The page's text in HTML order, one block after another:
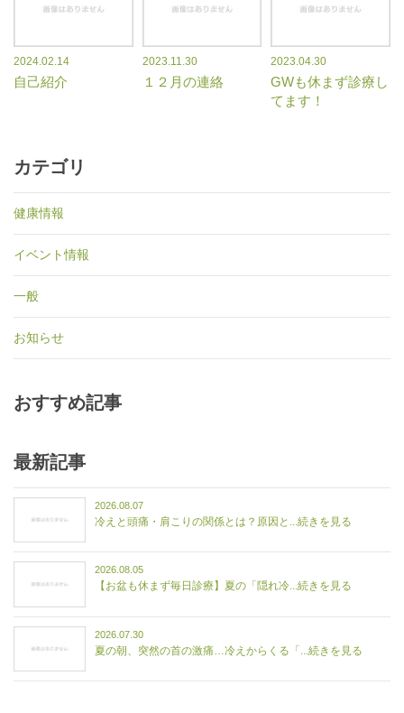
2024.02.14
自己紹介
2023.11.30
１２月の連絡
2023.04.30
GWも休まず診療し
てます！
カテゴリ
健康情報
イベント情報
一般
お知らせ
おすすめ記事
最新記事
2026.08.07
冷えと頭痛・肩こりの関係とは？原因と...続きを見る
2026.08.05
【お盆も休まず毎日診療】夏の「隠れ冷...続きを見る
2026.07.30
夏の朝、突然の首の激痛…冷えからくる「...続きを見る